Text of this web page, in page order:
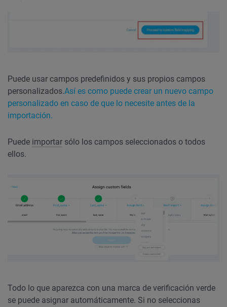
Puede usar campos predefinidos y sus propios campos
personalizados.Así es como puede crear un nuevo campo
personalizado en caso de que lo necesite antes de la
importación.
Puede importar sólo los campos seleccionados o todos
ellos.
Todo lo que aparezca con una marca de verificación verde
se puede asignar automáticamente. Si no seleccionas